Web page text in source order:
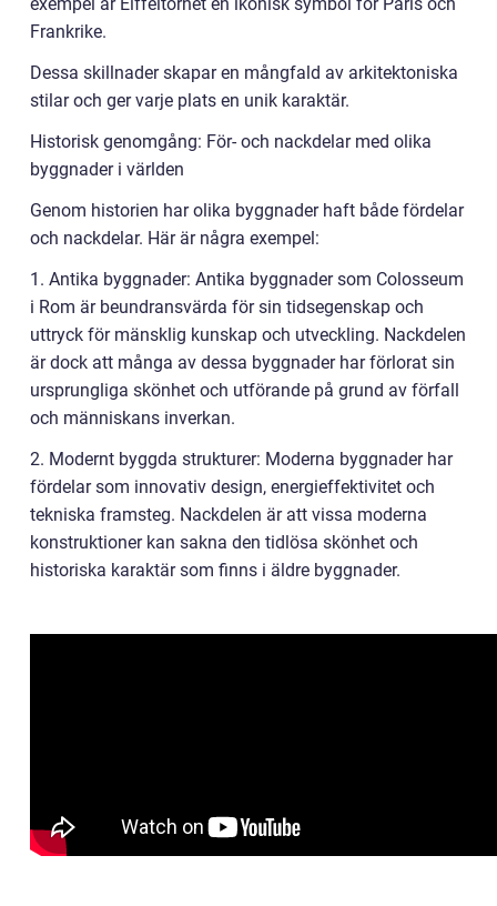
exempel är Eiffeltornet en ikonisk symbol för Paris och
Frankrike.
Dessa skillnader skapar en mångfald av arkitektoniska
stilar och ger varje plats en unik karaktär.
Historisk genomgång: För- och nackdelar med olika
byggnader i världen
Genom historien har olika byggnader haft både fördelar
och nackdelar. Här är några exempel:
1. Antika byggnader: Antika byggnader som Colosseum
i Rom är beundransvärda för sin tidsegenskap och
uttryck för mänsklig kunskap och utveckling. Nackdelen
är dock att många av dessa byggnader har förlorat sin
ursprungliga skönhet och utförande på grund av förfall
och människans inverkan.
2. Modernt byggda strukturer: Moderna byggnader har
fördelar som innovativ design, energieffektivitet och
tekniska framsteg. Nackdelen är att vissa moderna
konstruktioner kan sakna den tidlösa skönhet och
historiska karaktär som finns i äldre byggnader.